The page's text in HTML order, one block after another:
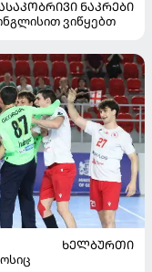
ᲜᲐᲙᲠᲔᲑᲘ
ვიწყებთ
ᲮᲔᲚᲑᲣᲠᲗᲘ